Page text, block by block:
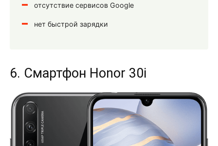
отсутствие сервисов Google
нет быстрой зарядки
6. Смартфон Honor 30i